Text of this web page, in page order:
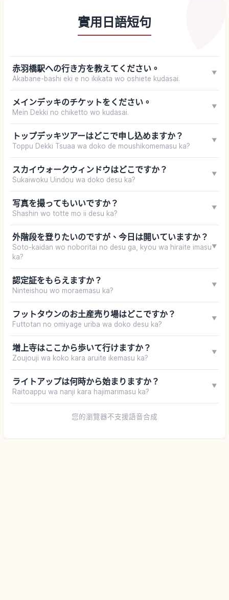
實用日語短句
赤羽橋駅への行き方を教えてください。
Akabane-bashi eki e no ikikata wo oshiete kudasai.
▼
メインデッキのチケットをください。
Mein Dekki no chiketto wo kudasai.
▼
トップデッキツアーはどこで申し込めますか？
Toppu Dekki Tsuaa wa doko de moushikomemasu ka?
▼
スカイウォークウィンドウはどこですか？
Sukaiwoku Uindou wa doko desu ka?
▼
写真を撮ってもいいですか？
Shashin wo totte mo ii desu ka?
▼
外階段を登りたいのですが、今日は開いていますか？
Soto-kaidan wo noboritai no desu ga, kyou wa hiraite imasu
ka?
▼
認定証をもらえますか？
Ninteishou wo moraemasu ka?
▼
フットタウンのお土産売り場はどこですか？
Futtotan no omiyage uriba wa doko desu ka?
▼
増上寺はここから歩いて行けますか？
Zoujouji wa koko kara aruite ikemasu ka?
▼
ライトアップは何時から始まりますか？
Raitoappu wa nanji kara hajimarimasu ka?
▼
您的瀏覽器不支援語音合成